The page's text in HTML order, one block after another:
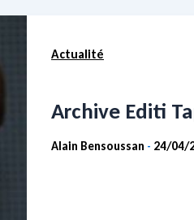
Actualité
Archive Editi
Alain Bensoussan - 24/04/